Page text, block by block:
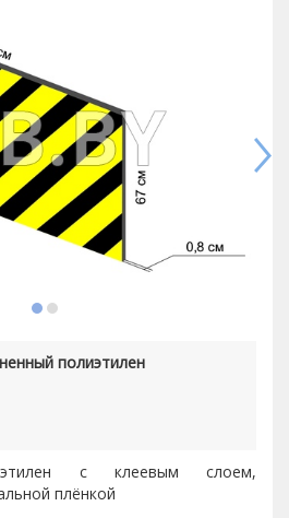
полиэтилен
с клеевым слоем,
плёнкой